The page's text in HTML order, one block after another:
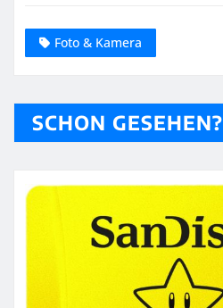
Foto & Kamera
SCHON GESEHEN?